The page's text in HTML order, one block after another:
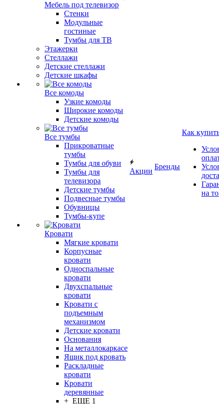
Мебель под телевизор
Стенки
Модульные
гостиные
Тумбы для ТВ
Этажерки
Стеллажи
Детские стеллажи
Детские шкафы
Все комоды
Узкие комоды
Широкие комоды
Детские комоды
Все тумбы
Прикроватные
тумбы
Тумбы для обуви
Тумбы для
телевизора
Детские тумбы
Подвесные тумбы
Обувницы
Тумбы-купе
Кровати
Мягкие кровати
Корпусные
кровати
Односпальные
кровати
Двухспальные
кровати
Кровати с
подъемным
механизмом
Детские кровати
Основания
На металлокаркасе
Ящик под кровать
Раскладные
кровати
Кровати
деревянные
+ ЕЩЕ 1
Акции
Бренды
Как
на